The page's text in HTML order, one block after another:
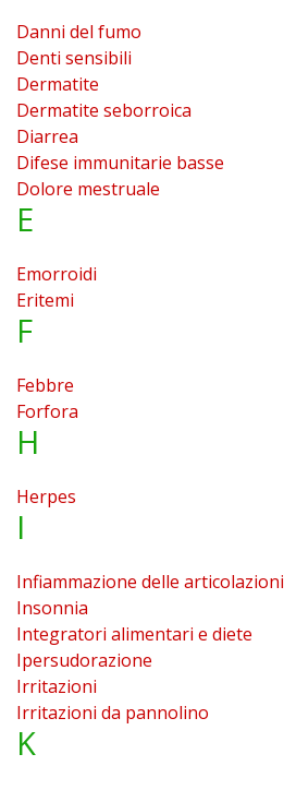
Danni del fumo
Denti sensibili
Dermatite
Dermatite seborroica
Diarrea
Difese immunitarie basse
Dolore mestruale
E
Emorroidi
Eritemi
F
Febbre
Forfora
H
Herpes
I
Infiammazione delle articolazioni
Insonnia
Integratori alimentari e diete
Ipersudorazione
Irritazioni
Irritazioni da pannolino
K